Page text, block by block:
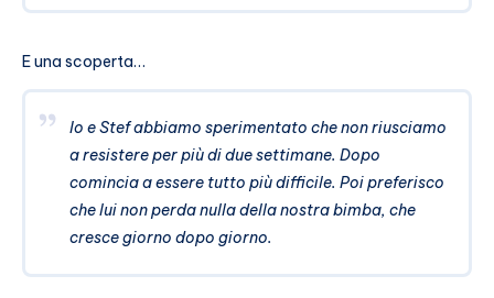
E una scoperta…
Io e Stef abbiamo sperimentato che non riusciamo
a resistere per più di due settimane. Dopo
comincia a essere tutto più difficile. Poi preferisco
che lui non perda nulla della nostra bimba, che
cresce giorno dopo giorno.